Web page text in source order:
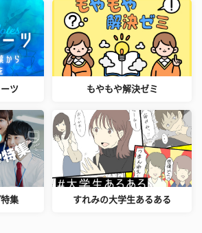
ツ もやもや解決ゼミ
集 すれみの大学生あるある